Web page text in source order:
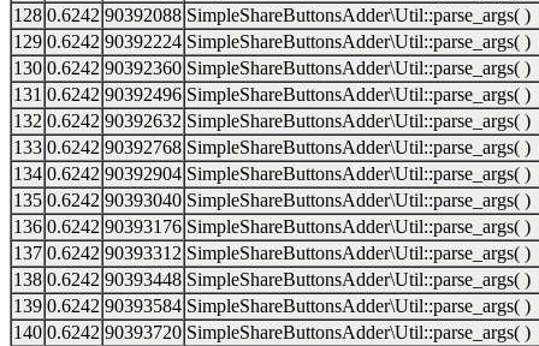
128 0.6242 90392088 SimpleShareButtonsAdder\Util::parse_args( )
129 0.6242 90392224 SimpleShareButtonsAdder\Util::parse_args( )
130 0.6242 90392360 SimpleShareButtonsAdder\Util::parse_args( )
131 0.6242 90392496 SimpleShareButtonsAdder\Util::parse_args( )
132 0.6242 90392632 SimpleShareButtonsAdder\Util::parse_args( )
133 0.6242 90392768 SimpleShareButtonsAdder\Util::parse_args( )
134 0.6242 90392904 SimpleShareButtonsAdder\Util::parse_args( )
135 0.6242 90393040 SimpleShareButtonsAdder\Util::parse_args( )
136 0.6242 90393176 SimpleShareButtonsAdder\Util::parse_args( )
137 0.6242 90393312 SimpleShareButtonsAdder\Util::parse_args( )
138 0.6242 90393448 SimpleShareButtonsAdder\Util::parse_args( )
139 0.6242 90393584 SimpleShareButtonsAdder\Util::parse_args( )
140 0.6242 90393720 SimpleShareButtonsAdder\Util::parse_args( )